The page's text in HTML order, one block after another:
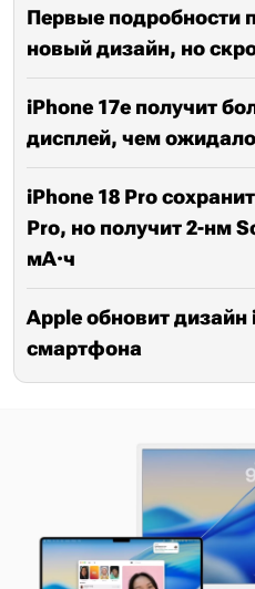
Первые подробности
новый дизайн, но
iPhone 17e получит
дисплей, чем
iPhone 18 Pro
Pro, но получит 2-нм
мА·ч
Apple обновит дизайн
смартфона